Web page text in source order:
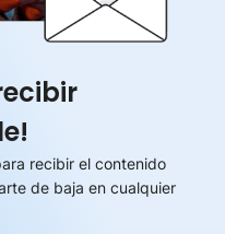
recibir el contenido
de baja en cualquier